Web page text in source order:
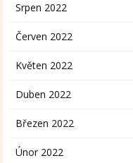
Srpen 2022
Červen 2022
Květen 2022
Duben 2022
Březen 2022
Únor 2022